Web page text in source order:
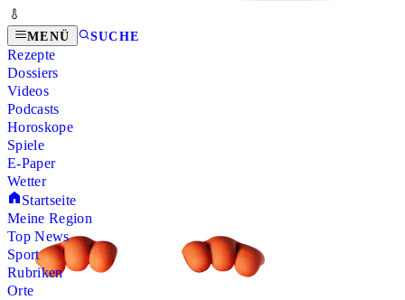
MENÜ SUCHE
Rezepte
Dossiers
Videos
Podcasts
Horoskope
Spiele
E-Paper
Wetter
Startseite
Meine Region
Top News
Sport
Rubriken
Orte